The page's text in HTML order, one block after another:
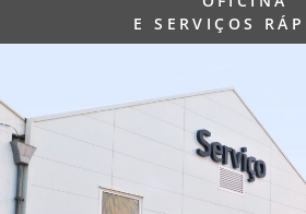
E SERVIÇOS